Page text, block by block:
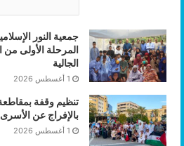
جمعية النور
المرحلة الأولى من
الجالية
1 أغسطس 2026
تنظيم وقفة
بالإفراج عن
1 أغسطس 2026